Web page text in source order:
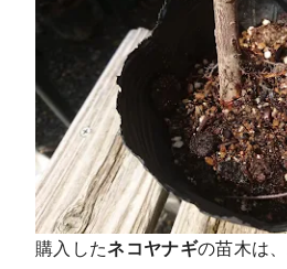
購入したネコヤナギの苗木は